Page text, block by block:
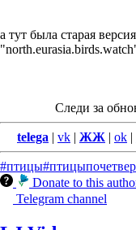
а тут была старая
Следи за
telega | vk | ЖЖ | ok |
#птицы
Donate to this
Telegram channel